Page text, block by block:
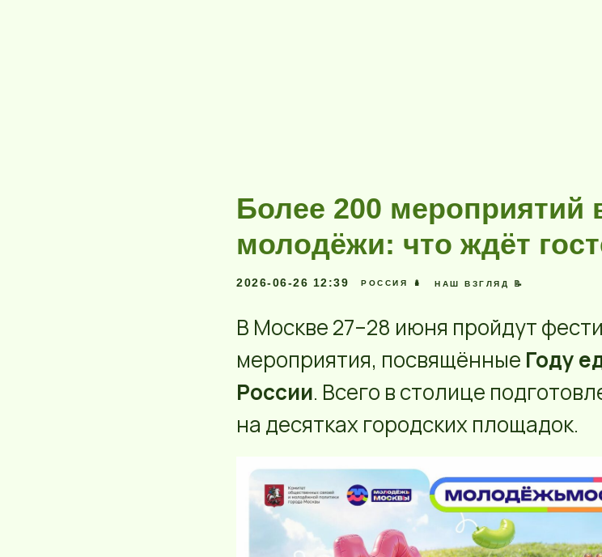
Более 200
молодёжи: что ждёт
2026-06-26 12:39 РОССИЯ 🪆 НАШ ВЗГЛЯД 📝
В Москве 27–28 июня пройдут
мероприятия, посвящённые Году
России. Всего в столице
на десятках городских площадок.